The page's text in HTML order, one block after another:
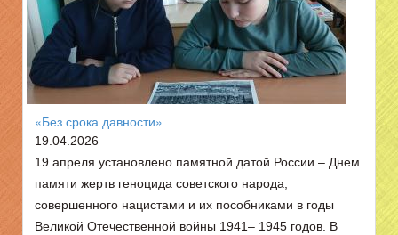
«Без срока давности»
19.04.2026
19 апреля установлено памятной датой России – Днем
памяти жертв геноцида советского народа,
совершенного нацистами и их пособниками в годы
Великой Отечественной войны 1941– 1945 годов. В